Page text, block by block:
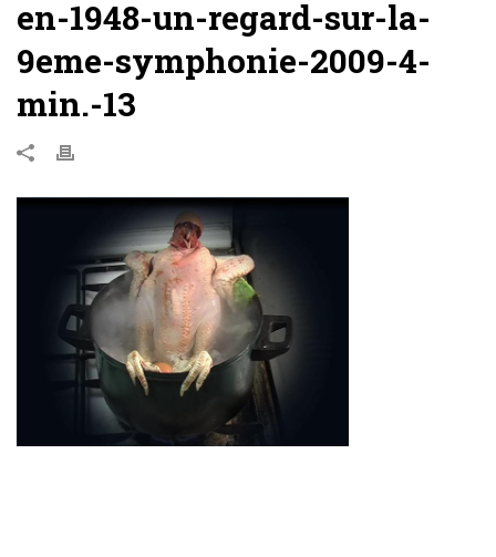
en-1948-un-regard-sur-la-
9eme-symphonie-2009-4-
min.-13